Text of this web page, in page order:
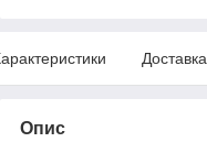
Доставка
Опис